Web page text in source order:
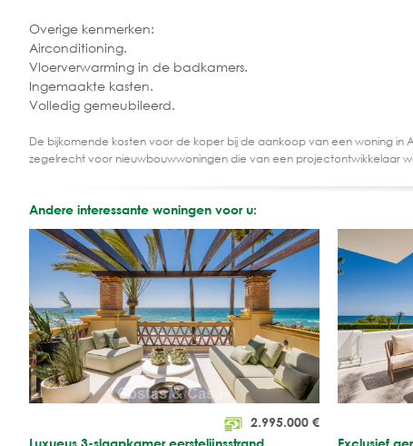
Overige kenmerken:
Airconditioning.
Vloerverwarming in de badkamers.
Ingemaakte kasten.
Volledig gemeubileerd.
De bijkomende kosten voor de koper bij de aankoop van een woning in
zegelrecht voor nieuwbouwwoningen die van een projectontwikkelaar
Andere interessante woningen voor u:
2.995.000 €
Luxueus 3-slaapkamer eerstelijnsstrand
Exclusief